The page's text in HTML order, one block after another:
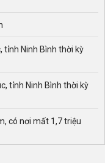
tỉnh Ninh Bình thời kỳ
tỉnh Ninh Bình thời kỳ
có nơi mất 1,7 triệu